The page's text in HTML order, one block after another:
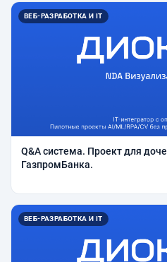
ВЕБ-РАЗРАБОТКА И IT
Q&A система. Проект для
ГазпромБанка.
ВЕБ-РАЗРАБОТКА И IT